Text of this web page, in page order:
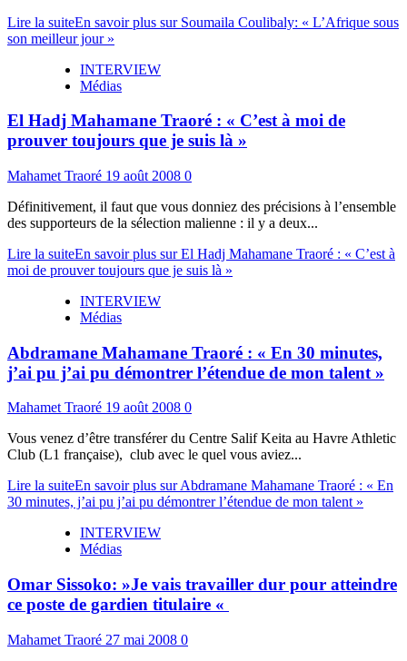
Lire la suiteEn savoir plus sur Soumaila Coulibaly: « L’Afrique sous
son meilleur jour »
INTERVIEW
Médias
El Hadj Mahamane Traoré : « C’est à moi de
prouver toujours que je suis là »
Mahamet Traoré 19 août 2008 0
Définitivement, il faut que vous donniez des précisions à l’ensemble
des supporteurs de la sélection malienne : il y a deux...
Lire la suiteEn savoir plus sur El Hadj Mahamane Traoré : « C’est à
moi de prouver toujours que je suis là »
INTERVIEW
Médias
Abdramane Mahamane Traoré : « En 30 minutes,
j’ai pu j’ai pu démontrer l’étendue de mon talent »
Mahamet Traoré 19 août 2008 0
Vous venez d’être transférer du Centre Salif Keita au Havre Athletic
Club (L1 française), club avec le quel vous aviez...
Lire la suiteEn savoir plus sur Abdramane Mahamane Traoré : « En
30 minutes, j’ai pu j’ai pu démontrer l’étendue de mon talent »
INTERVIEW
Médias
Omar Sissoko: »Je vais travailler dur pour atteindre
ce poste de gardien titulaire «
Mahamet Traoré 27 mai 2008 0